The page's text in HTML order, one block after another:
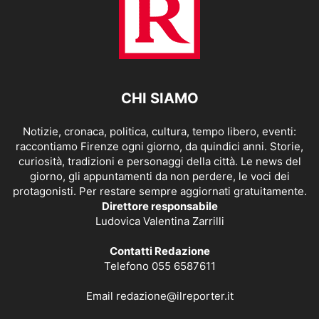
CHI SIAMO
Notizie, cronaca, politica, cultura, tempo libero, eventi:
raccontiamo Firenze ogni giorno, da quindici anni. Storie,
curiosità, tradizioni e personaggi della città. Le news del
giorno, gli appuntamenti da non perdere, le voci dei
protagonisti. Per restare sempre aggiornati gratuitamente.
Direttore responsabile
Ludovica Valentina Zarrilli
Contatti Redazione
Telefono 055 6587611
Email redazione@ilreporter.it